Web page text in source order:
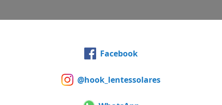
Facebook
@hook_lentessolares